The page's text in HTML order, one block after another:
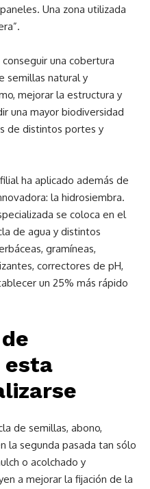
Una zona utilizada
una cobertura
semillas natural y
mejorar la estructura y
una mayor biodiversidad
de distintos portes y
ha aplicado además de
la hidrosiembra.
se coloca en el
de agua y distintos
gramíneas,
correctores de pH,
un 25% más rápido
esta
de semillas, abono,
la segunda pasada tan sólo
o acolchado y
a mejorar la fijación de la